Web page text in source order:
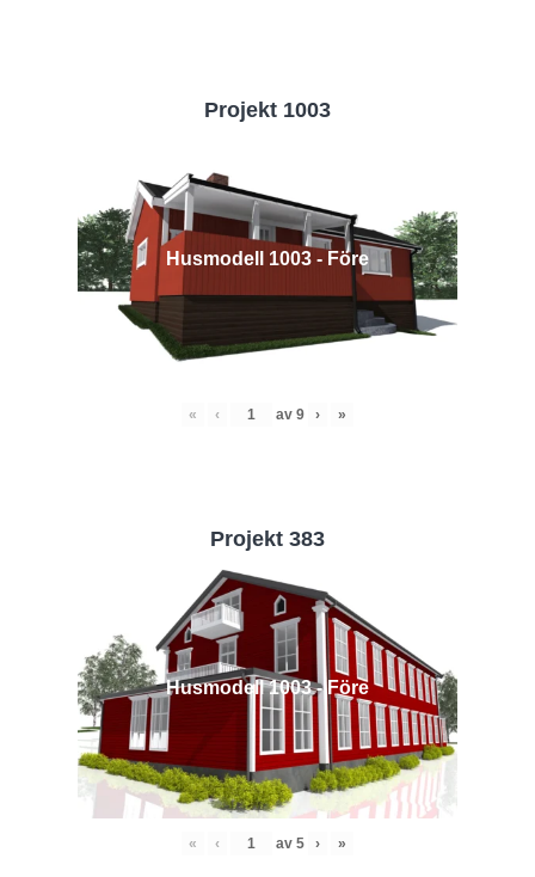
Projekt 1003
Husmodell 1003 - Före
« ‹ av 9 › »
Projekt 383
Husmodell 1003 - Före
« ‹ av 5 › »